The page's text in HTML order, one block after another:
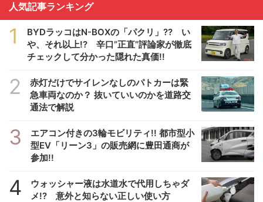
人気記事ランキング
1
BYDラッコはN-BOXの「パクリ」?? い
や、それ以上!? 辛口”正直”評論家が徹底
チェックして分かった隠れた真価!!
2
赤灯だけでサイレンなしのパトカーは緊
急車両なのか？ 抜いていいのかを道路交
通法で解説
3
エアコン付きの3輪モビリティ!! 都市型小
型EV「リーン3」の販売網に豊田通商が
参加!!
4
ウォッシャー液は水道水で代用しちゃダ
メ!? 意外と知らない正しい使い方